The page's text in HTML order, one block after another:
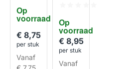
Op
voorraad
Rowent
a X-
Flex /
ZR009
€ 8,75
per stuk
Vanaf
Op
voorraad
a Air
Force
All-in-
One /
ZR009
002
€ 8,95
per stuk
Vanaf